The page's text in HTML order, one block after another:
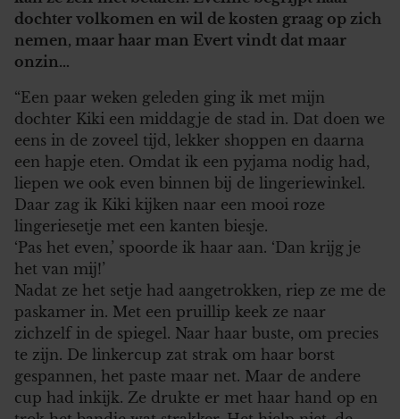
dochter volkomen en wil de kosten graag op zich
nemen, maar haar man Evert vindt dat maar
onzin…
“Een paar weken geleden ging ik met mijn
dochter Kiki een middagje de stad in. Dat doen we
eens in de zoveel tijd, lekker shoppen en daarna
een hapje eten. Omdat ik een pyjama nodig had,
liepen we ook even binnen bij de lingeriewinkel.
Daar zag ik Kiki kijken naar een mooi roze
lingeriesetje met een kanten biesje.
‘Pas het even,’ spoorde ik haar aan. ‘Dan krijg je
het van mij!’
Nadat ze het setje had aangetrokken, riep ze me de
paskamer in. Met een pruillip keek ze naar
zichzelf in de spiegel. Naar haar buste, om precies
te zijn. De linkercup zat strak om haar borst
gespannen, het paste maar net. Maar de andere
cup had inkijk. Ze drukte er met haar hand op en